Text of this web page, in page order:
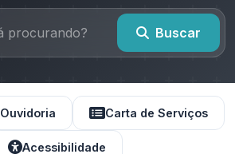
Buscar
Ouvidoria Carta de Serviços
Acessibilidade